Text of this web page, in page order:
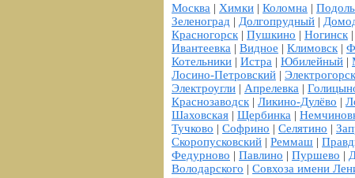
Москва | Химки | Коломна |
Зеленоград | Долгопрудный |
Красногорск | Пушкино | Ногинск |
Ивантеевка | Видное | Климовск |
Котельники | Истра | Юбилейный |
Лосино-Петровский | Электрогорск
Электроугли | Апрелевка |
Краснозаводск | Ликино-Дулёво |
Шаховская | Щербинка |
Тучково | Софрино | Селятино |
Скоропусковский | Реммаш |
Федурново | Павлино | Пуршево |
Володарского | Совхоза имени